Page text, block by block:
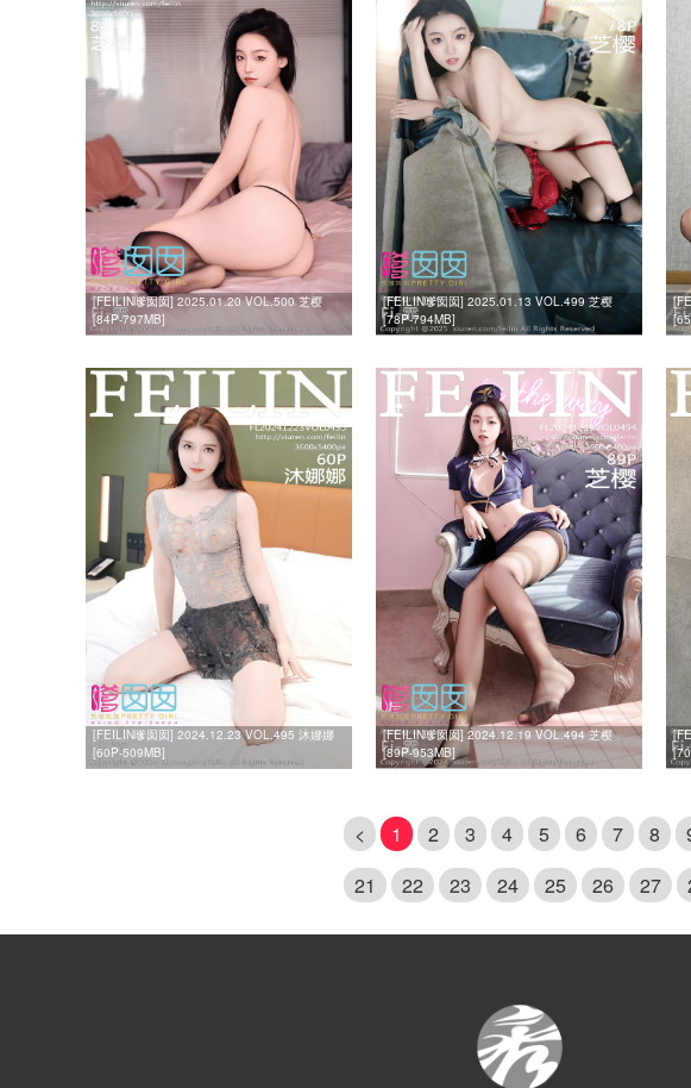
[FEILIN嗲囡囡] 2025.01.20 VOL.500 芝樱
[84P-797MB]
[FEILIN嗲囡囡] 2025.01.13 VOL.499 芝樱
[78P-794MB]
[FEILIN嗲囡囡] 2024.12.23 VOL.495 沐娜娜
[60P-509MB]
[FEILIN嗲囡囡] 2024.12.19 VOL.494 芝樱
[89P-953MB]
< 1 2 3 4 5 6 7 8
21
22 23 24 25 26 27